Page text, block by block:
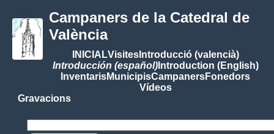
Campaners de la Catedral de
València
INICIALVisitesIntroducció (valencià)
Introducción (español)Introduction (English)
InventarisMunicipisCampanersFonedors
Vídeos
Gravacions